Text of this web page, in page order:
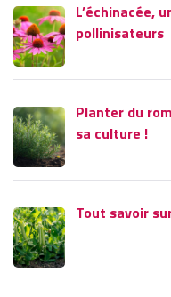
L’échinacée,
pollinisateurs
Planter du
sa culture !
Tout savoir